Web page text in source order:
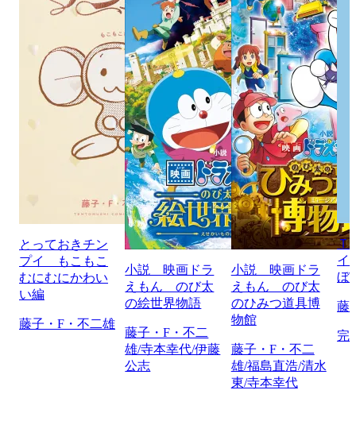
とっておきチン
プイ もこもこ
むにむにかわい
い編
藤子・F・不二雄
小説 映画ドラ
えもん のび太
の絵世界物語
藤子・F・不二
雄/寺本幸代/伊藤
公志
小説 映画ドラ
えもん のび太
のひみつ道具博
物館
藤子・F・不二
雄/福島直浩/清水
東/寺本幸代
Ｔ
イ
ぼ
藤
完